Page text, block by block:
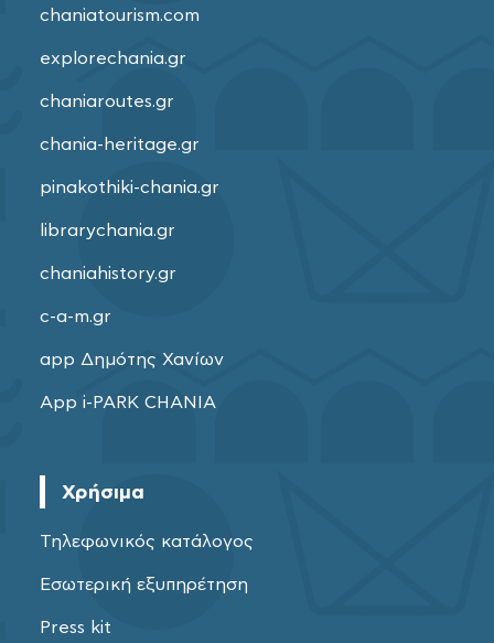
chaniatourism.com
explorechania.gr
chaniaroutes.gr
chania-heritage.gr
pinakothiki-chania.gr
librarychania.gr
chaniahistory.gr
c-a-m.gr
app Δημότης Χανίων
App i-PARK CHANIA
Χρήσιμα
Τηλεφωνικός κατάλογος
Εσωτερική εξυπηρέτηση
Press kit